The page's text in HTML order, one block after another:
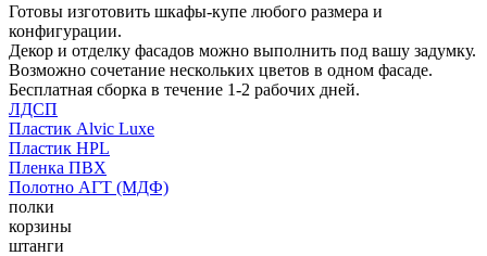
Готовы изготовить шкафы-купе любого размера и
конфигурации.
Декор и отделку фасадов можно выполнить под вашу задумку.
Возможно сочетание нескольких цветов в одном фасаде.
Бесплатная сборка в течение 1-2 рабочих дней.
ЛДСП
Пластик Alvic Luxe
Пластик HPL
Пленка ПВХ
Полотно АГТ (МДФ)
полки
корзины
штанги